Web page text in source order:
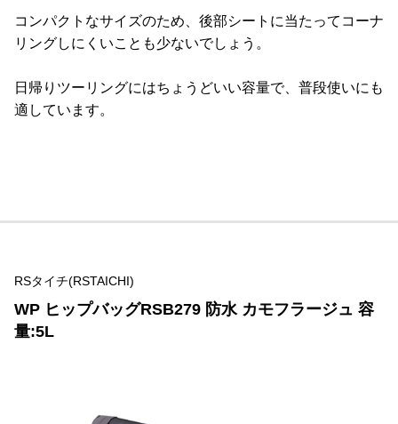
コンパクトなサイズのため、後部シートに当たってコーナ
リングしにくいことも少ないでしょう。
日帰りツーリングにはちょうどいい容量で、普段使いにも
適しています。
RSタイチ(RSTAICHI)
WP ヒップバッグRSB279 防水 カモフラージュ 容
量:5L